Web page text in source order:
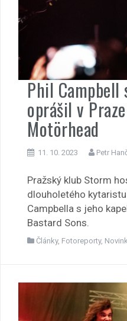
Phil Campbell
oprášil v
Motörhead
11. 10. 2023 Petr
Pražský klub Storm
dlouholetého
Campbella s jeho
Bastard Sons.
Články, Fotoreporty,